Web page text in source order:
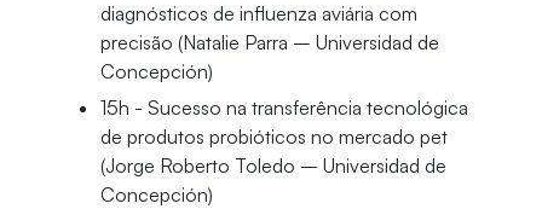
diagnósticos de influenza aviária com
precisão (Natalie Parra – Universidad de
Concepción)
15h - Sucesso na transferência tecnológica
de produtos probióticos no mercado pet
(Jorge Roberto Toledo – Universidad de
Concepción)